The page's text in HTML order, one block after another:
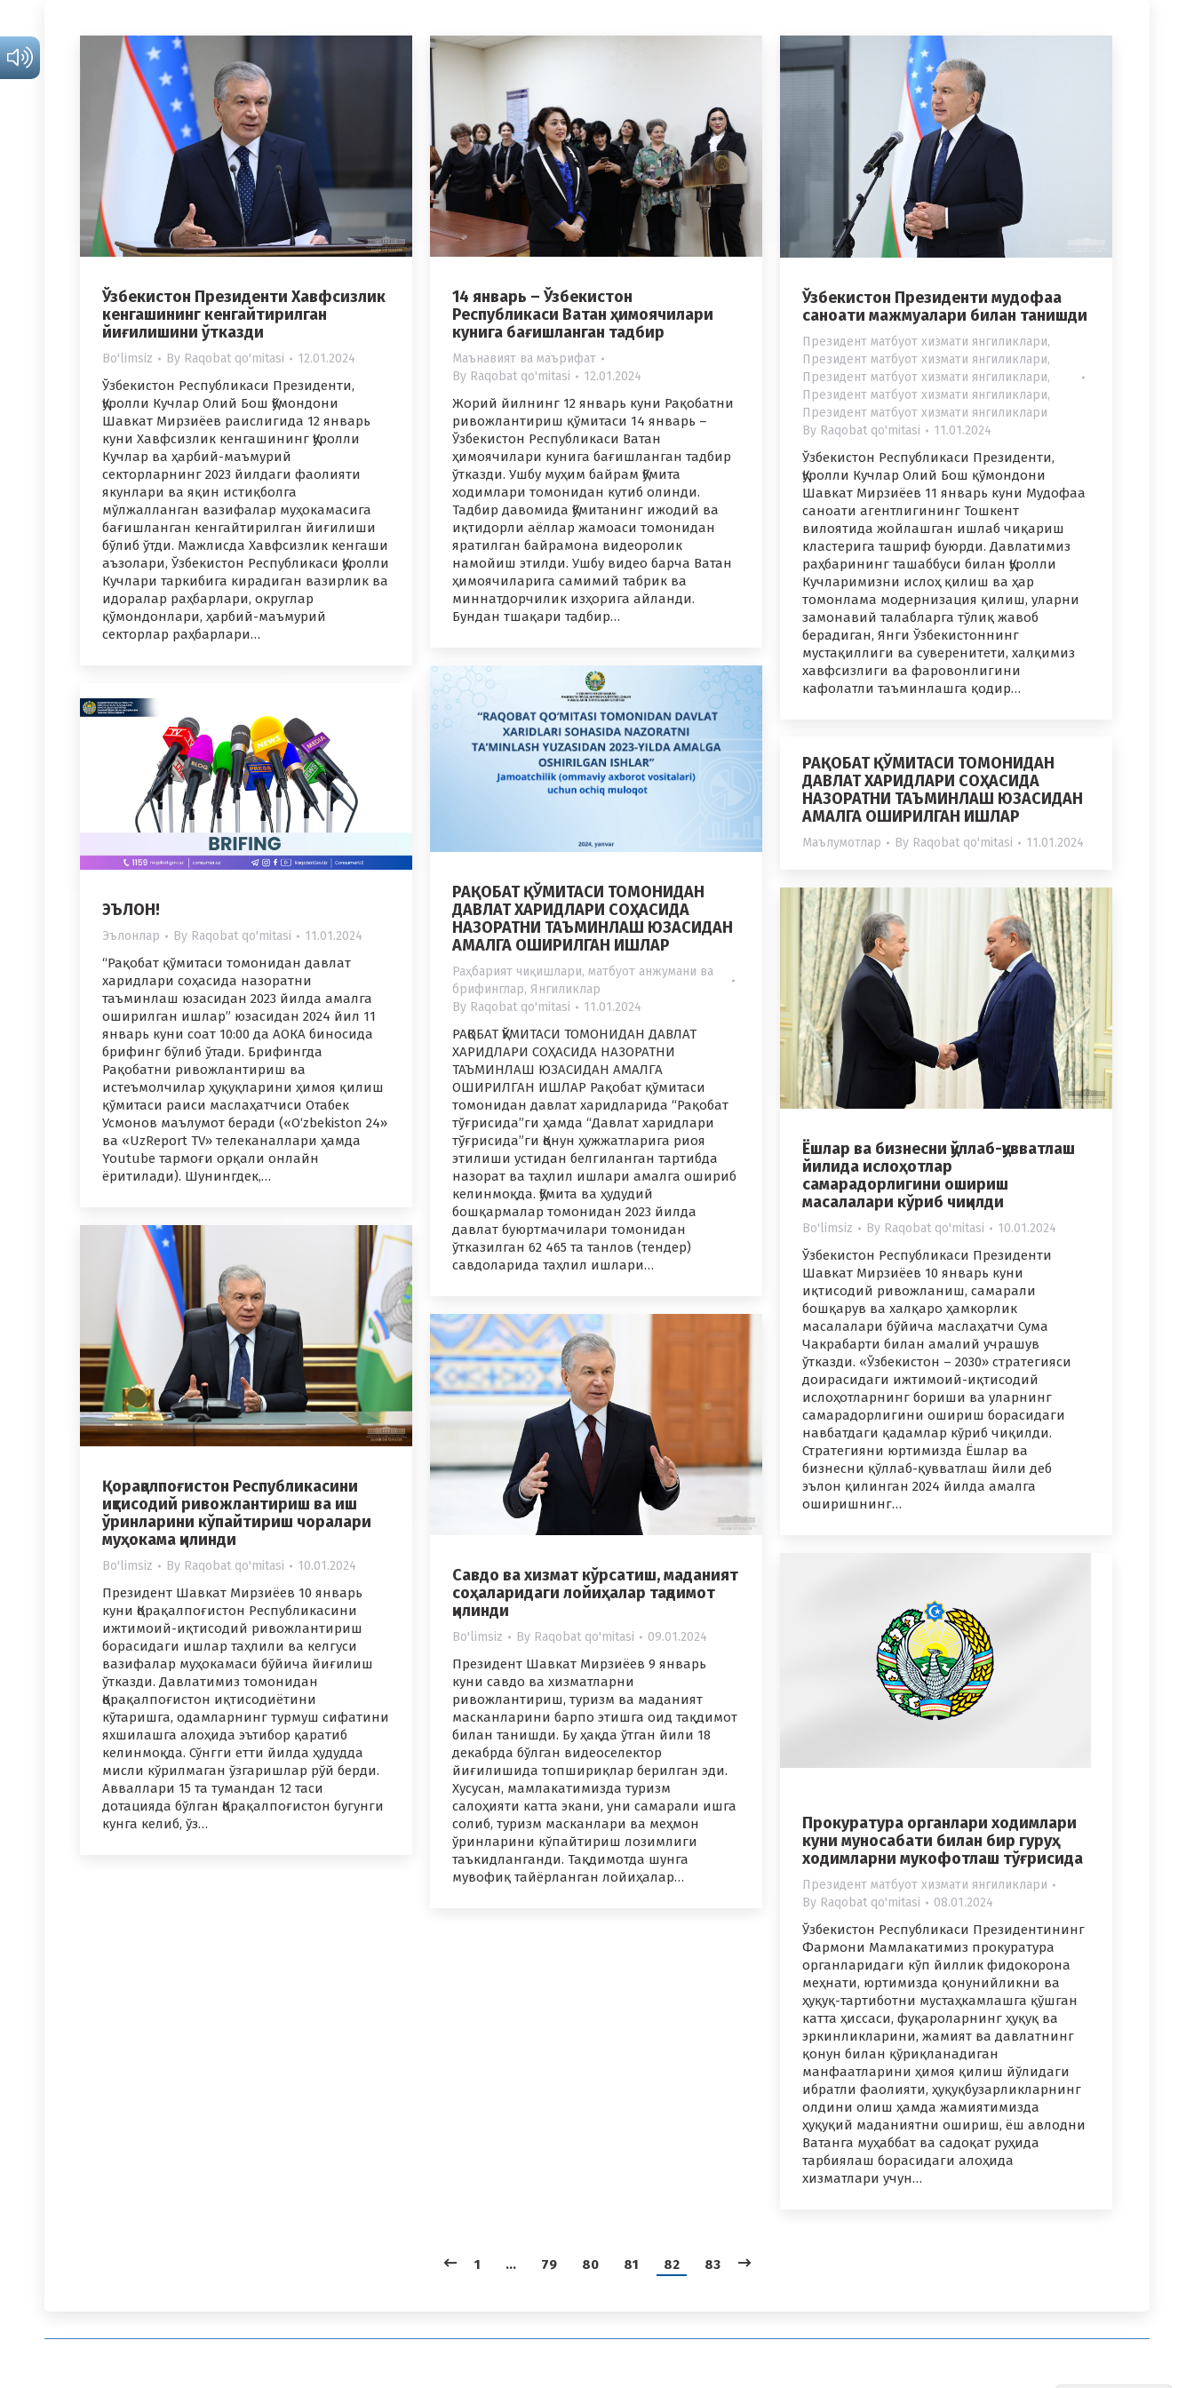
Ўзбекистон Президенти Хавфсизлик
кенгашининг кенгайтирилган
йиғилишини ўтказди
Bo'limsiz By Raqobat qo'mitasi 12.01.2024
Ўзбекистон Республикаси Президенти,
Қуролли Кучлар Олий Бош Қўмондони
Шавкат Мирзиёев раислигида 12 январь
куни Хавфсизлик кенгашининг Қуролли
Кучлар ва ҳарбий-маъмурий
секторларнинг 2023 йилдаги фаолияти
якунлари ва яқин истиқболга
мўлжалланган вазифалар муҳокамасига
бағишланган кенгайтирилган йиғилиши
бўлиб ўтди. Мажлисда Хавфсизлик кенгаши
аъзолари, Ўзбекистон Республикаси Қуролли
Кучлари таркибига кирадиган вазирлик ва
идоралар раҳбарлари, округлар
қўмондонлари, ҳарбий-маъмурий
секторлар раҳбарлари…
14 январь – Ўзбекистон
Республикаси Ватан ҳимоячилари
кунига бағишланган тадбир
Маънавият ва маърифат
By Raqobat qo'mitasi 12.01.2024
Жорий йилнинг 12 январь куни Рақобатни
ривожлантириш қўмитаси 14 январь –
Ўзбекистон Республикаси Ватан
ҳимоячилари кунига бағишланган тадбир
ўтказди. Ушбу муҳим байрам Қўмита
ходимлари томонидан кутиб олинди.
Тадбир давомида Қўмитанинг ижодий ва
иқтидорли аёллар жамоаси томонидан
яратилган байрамона видеоролик
намойиш этилди. Ушбу видео барча Ватан
ҳимоячиларига самимий табрик ва
миннатдорчилик изҳорига айланди.
Бундан тшақари тадбир…
Ўзбекистон Президенти мудофаа
саноати мажмуалари билан танишди
Президент матбуот хизмати янгиликлари,
Президент матбуот хизмати янгиликлари,
Президент матбуот хизмати янгиликлари,
Президент матбуот хизмати янгиликлари,
Президент матбуот хизмати янгиликлари
By Raqobat qo'mitasi 11.01.2024
Ўзбекистон Республикаси Президенти,
Қуролли Кучлар Олий Бош қўмондони
Шавкат Мирзиёев 11 январь куни Мудофаа
саноати агентлигининг Тошкент
вилоятида жойлашган ишлаб чиқариш
кластерига ташриф буюрди. Давлатимиз
раҳбарининг ташаббуси билан Қуролли
Кучларимизни ислоҳ қилиш ва ҳар
томонлама модернизация қилиш, уларни
замонавий талабларга тўлиқ жавоб
берадиган, Янги Ўзбекистоннинг
мустақиллиги ва суверенитети, халқимиз
хавфсизлиги ва фаровонлигини
кафолатли таъминлашга қодир…
РАҚОБАТ ҚЎМИТАСИ ТОМОНИДАН
ДАВЛАТ ХАРИДЛАРИ СОҲАСИДА
НАЗОРАТНИ ТАЪМИНЛАШ ЮЗАСИДАН
АМАЛГА ОШИРИЛГАН ИШЛАР
Раҳбарият чиқишлари, матбуот анжумани ва
брифинглар, Янгиликлар
By Raqobat qo'mitasi 11.01.2024
РАҚОБАТ ҚЎМИТАСИ ТОМОНИДАН ДАВЛАТ
ХАРИДЛАРИ СОҲАСИДА НАЗОРАТНИ
ТАЪМИНЛАШ ЮЗАСИДАН АМАЛГА
ОШИРИЛГАН ИШЛАР Рақобат қўмитаси
томонидан давлат харидларида “Рақобат
тўғрисида”ги ҳамда “Давлат харидлари
тўғрисида”ги Қонун ҳужжатларига риоя
этилиши устидан белгиланган тартибда
назорат ва таҳлил ишлари амалга ошириб
келинмоқда. Қўмита ва ҳудудий
бошқармалар томонидан 2023 йилда
давлат буюртмачилари томонидан
ўтказилган 62 465 та танлов (тендер)
савдоларида таҳлил ишлари…
ЭЪЛОН!
Эълонлар By Raqobat qo'mitasi 11.01.2024
“Рақобат қўмитаси томонидан давлат
харидлари соҳасида назоратни
таъминлаш юзасидан 2023 йилда амалга
оширилган ишлар” юзасидан 2024 йил 11
январь куни соат 10:00 да АОКА биносида
брифинг бўлиб ўтади. Брифингда
Рақобатни ривожлантириш ва
истеъмолчилар ҳуқуқларини ҳимоя қилиш
қўмитаси раиси маслаҳатчиси Отабек
Усмонов маълумот беради («O‘zbekiston 24»
ва «UzReport TV» телеканаллари ҳамда
Youtube тармоғи орқали онлайн
ёритилади). Шунингдек,…
РАҚОБАТ ҚЎМИТАСИ ТОМОНИДАН
ДАВЛАТ ХАРИДЛАРИ СОҲАСИДА
НАЗОРАТНИ ТАЪМИНЛАШ ЮЗАСИДАН
АМАЛГА ОШИРИЛГАН ИШЛАР
Маълумотлар By Raqobat qo'mitasi 11.01.2024
Ёшлар ва бизнесни қўллаб-қувватлаш
йилида ислоҳотлар
самарадорлигини ошириш
масалалари кўриб чиқилди
Bo'limsiz By Raqobat qo'mitasi 10.01.2024
Ўзбекистон Республикаси Президенти
Шавкат Мирзиёев 10 январь куни
иқтисодий ривожланиш, самарали
бошқарув ва халқаро ҳамкорлик
масалалари бўйича маслаҳатчи Сума
Чакрабарти билан амалий учрашув
ўтказди. «Ўзбекистон – 2030» стратегияси
доирасидаги ижтимоий-иқтисодий
ислоҳотларнинг бориши ва уларнинг
самарадорлигини ошириш борасидаги
навбатдаги қадамлар кўриб чиқилди.
Стратегияни юртимизда Ёшлар ва
бизнесни қўллаб-қувватлаш йили деб
эълон қилинган 2024 йилда амалга
оширишнинг…
Қорақалпоғистон Республикасини
иқтисодий ривожлантириш ва иш
ўринларини кўпайтириш чоралари
муҳокама қилинди
Bo'limsiz By Raqobat qo'mitasi 10.01.2024
Президент Шавкат Мирзиёев 10 январь
куни Қорақалпоғистон Республикасини
ижтимоий-иқтисодий ривожлантириш
борасидаги ишлар таҳлили ва келгуси
вазифалар муҳокамаси бўйича йиғилиш
ўтказди. Давлатимиз томонидан
Қорақалпоғистон иқтисодиётини
кўтаришга, одамларнинг турмуш сифатини
яхшилашга алоҳида эътибор қаратиб
келинмоқда. Сўнгги етти йилда ҳудудда
мисли кўрилмаган ўзгаришлар рўй берди.
Авваллари 15 та тумандан 12 таси
дотацияда бўлган Қорақалпоғистон бугунги
кунга келиб, ўз…
Савдо ва хизмат кўрсатиш, маданият
соҳаларидаги лойиҳалар тақдимот
қилинди
Bo'limsiz By Raqobat qo'mitasi 09.01.2024
Президент Шавкат Мирзиёев 9 январь
куни савдо ва хизматларни
ривожлантириш, туризм ва маданият
масканларини барпо этишга оид тақдимот
билан танишди. Бу ҳақда ўтган йили 18
декабрда бўлган видеоселектор
йиғилишида топшириқлар берилган эди.
Хусусан, мамлакатимизда туризм
салоҳияти катта экани, уни самарали ишга
солиб, туризм масканлари ва меҳмон
ўринларини кўпайтириш лозимлиги
таъкидланганди. Тақдимотда шунга
мувофиқ тайёрланган лойиҳалар…
Прокуратура органлари ходимлари
куни муносабати билан бир гуруҳ
ходимларни мукофотлаш тўғрисида
Президент матбуот хизмати янгиликлари
By Raqobat qo'mitasi 08.01.2024
Ўзбекистон Республикаси Президентининг
Фармони Мамлакатимиз прокуратура
органларидаги кўп йиллик фидокорона
меҳнати, юртимизда қонунийликни ва
ҳуқуқ-тартиботни мустаҳкамлашга қўшган
катта ҳиссаси, фуқароларнинг ҳуқуқ ва
эркинликларини, жамият ва давлатнинг
қонун билан қўриқланадиган
манфаатларини ҳимоя қилиш йўлидаги
ибратли фаолияти, ҳуқуқбузарликларнинг
олдини олиш ҳамда жамиятимизда
ҳуқуқий маданиятни ошириш, ёш авлодни
Ватанга муҳаббат ва садоқат руҳида
тарбиялаш борасидаги алоҳида
хизматлари учун…
1 … 79 80 81 82 83